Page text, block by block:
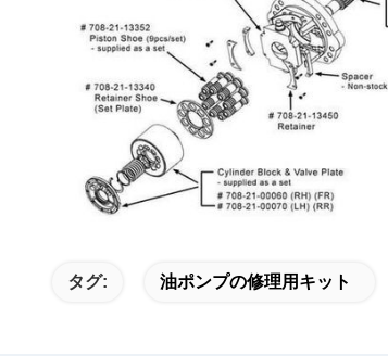
タグ: 油ポンプの修理用キット